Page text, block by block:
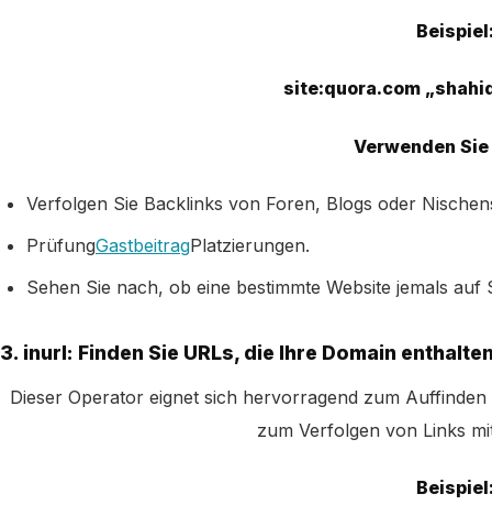
site:quora.com
Verwenden
Verfolgen Sie Backlinks von Foren, Blogs oder
PrüfungGastbeitragPlatzierungen.
Sehen Sie nach, ob eine bestimmte Website jemals auf
3. inurl: Finden Sie URLs, die Ihre Domain
Dieser Operator eignet sich hervorragend zum
zum Verfolgen von Links